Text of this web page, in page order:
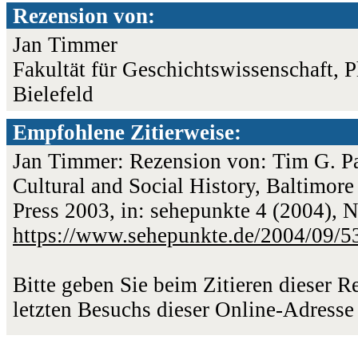
Rezension von:
Jan Timmer
Fakultät für Geschichtswissenschaft,
Bielefeld
Empfohlene Zitierweise:
Jan Timmer: Rezension von: Tim G.
Cultural and Social History,
Press 2003, in: sehepunkte 4 (2004),
https://www.sehepunkte.de/2004/09/
Bitte geben Sie beim Zitieren dieser
letzten Besuchs dieser Online-Adresse